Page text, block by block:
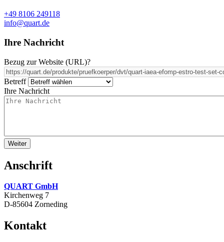
+49 8106 249118
info@quart.de
Ihre Nachricht
Bezug zur Website (URL)?
Betreff
Ihre Nachricht
Anschrift
QUART GmbH
Kirchenweg 7
D-85604 Zorneding
Kontakt